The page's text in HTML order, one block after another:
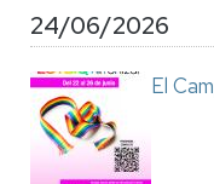
24/06/2026
El